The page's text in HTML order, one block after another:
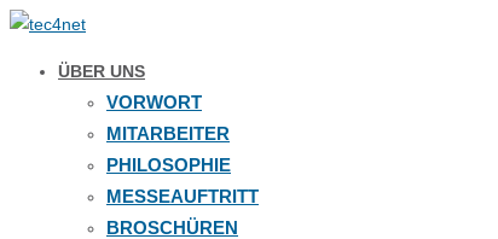
ÜBER UNS
VORWORT
MITARBEITER
PHILOSOPHIE
MESSEAUFTRITT
BROSCHÜREN